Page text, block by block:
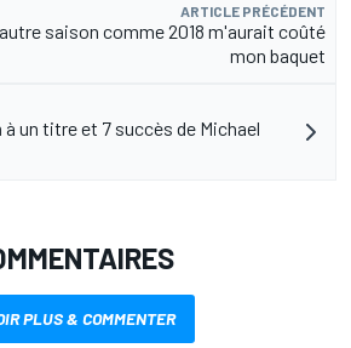
ARTICLE PRÉCÉDENT
saison comme 2018 m'aurait coûté
mon baquet
à un titre et 7 succès de Michael
PLUS & COMMENTER